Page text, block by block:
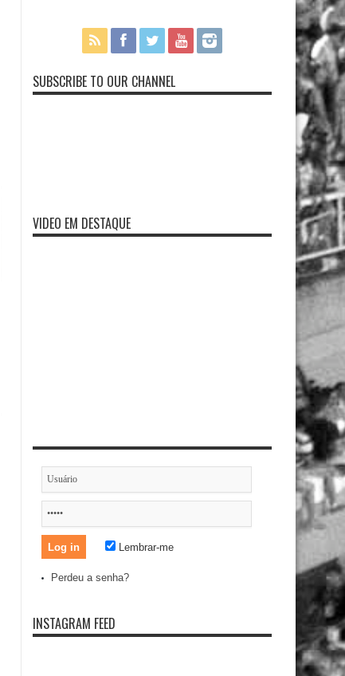
SUBSCRIBE TO OUR CHANNEL
VIDEO EM DESTAQUE
Lembrar-me
Perdeu a senha?
INSTAGRAM FEED